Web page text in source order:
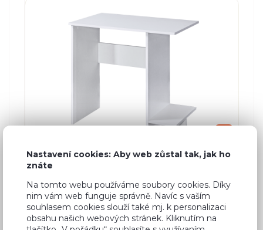
PC stůl Mini Domel
2 barvy
Psací stoly,Dětské stoly
Nastavení cookies: Aby web zůstal tak, jak ho
znáte
Na tomto webu používáme soubory cookies. Díky
nim vám web funguje správně. Navíc s vaším
souhlasem cookies slouží také mj. k personalizaci
obsahu našich webových stránek. Kliknutím na